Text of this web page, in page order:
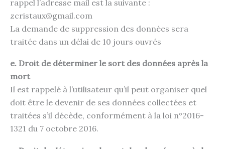
rappel l’adresse mail est la suivante :
zcristaux@gmail.com
La demande de suppression des données sera
traitée dans un délai de 10 jours ouvrés
e. Droit de déterminer le sort des données après la
mort
Il est rappelé à l’utilisateur qu’il peut organiser quel
doit être le devenir de ses données collectées et
traitées s’il décède, conformément à la loi n°2016-
1321 du 7 octobre 2016.